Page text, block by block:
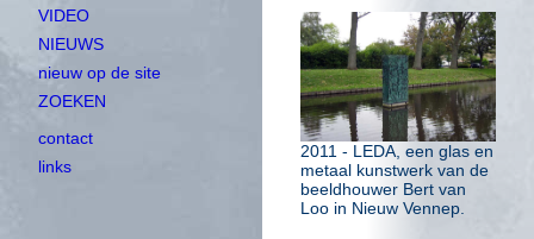
VIDEO
NIEUWS
nieuw op de site
ZOEKEN
contact
links
2011 - LEDA, een glas en
metaal kunstwerk van de
beeldhouwer Bert van
Loo in Nieuw Vennep.